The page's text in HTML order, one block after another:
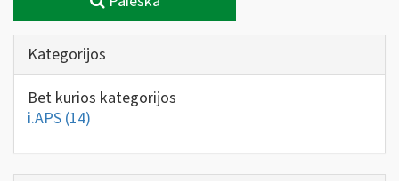
Kategorijos
Bet kurios kategorijos
i.APS (14)